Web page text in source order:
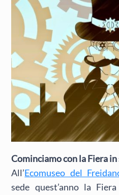
Cominciamo con la Fiera in
All’Ecomuseo del
sede quest’anno la